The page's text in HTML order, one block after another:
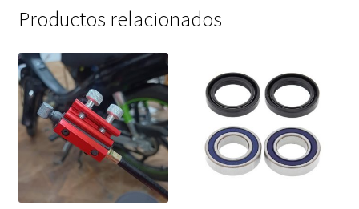
Productos relacionados